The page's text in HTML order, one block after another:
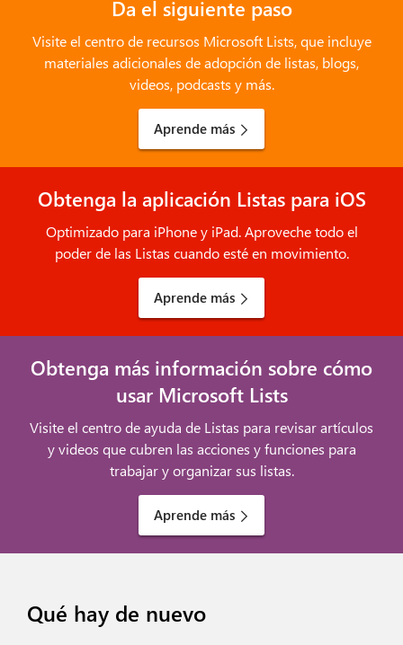
Da el siguiente paso
Visite el centro de recursos Microsoft Lists, que incluye
materiales adicionales de adopción de listas, blogs,
videos, podcasts y más.
Aprende más
Obtenga la aplicación Listas para iOS
Optimizado para iPhone y iPad. Aproveche todo el
poder de las Listas cuando esté en movimiento.
Aprende más
Obtenga más información sobre cómo
usar Microsoft Lists
Visite el centro de ayuda de Listas para revisar artículos
y videos que cubren las acciones y funciones para
trabajar y organizar sus listas.
Aprende más
Qué hay de nuevo